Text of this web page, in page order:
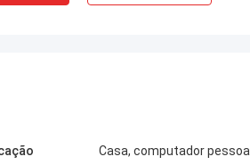
Casa, computador pessoal